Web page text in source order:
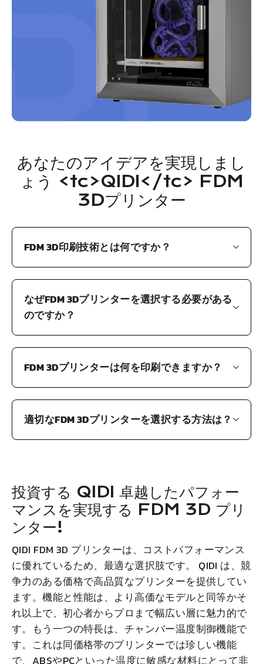
あなたのアイデアを実現しまし
ょう <tc>QIDI</tc> FDM
3Dプリンター
FDM 3D印刷技術とは何ですか？
なぜFDM 3Dプリンターを選択する必要がある
のですか？
FDM 3Dプリンターは何を印刷できますか？
適切なFDM 3Dプリンターを選択する方法は？
投資する QIDI 卓越したパフォー
マンスを実現する FDM 3D プリ
ンター!
QIDI FDM 3D プリンターは、コストパフォーマンス
に優れているため、最適な選択肢です。 QIDI は、競
争力のある価格で高品質なプリンターを提供してい
ます。機能と性能は、より高価なモデルと同等かそ
れ以上で、初心者からプロまで幅広い層に魅力的で
す。もう一つの特長は、チャンバー温度制御機能で
す。これは同価格帯のプリンターでは珍しい機能
で、ABSやPCといった温度に敏感な材料にとって非